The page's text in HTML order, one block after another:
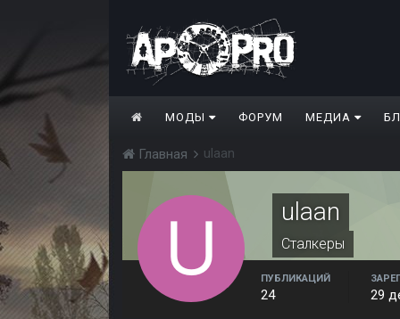
МОДЫ ФОРУМ МЕДИА
Главная ulaan
ulaan
Сталкеры
ПУБЛИКАЦИЙ
24 29